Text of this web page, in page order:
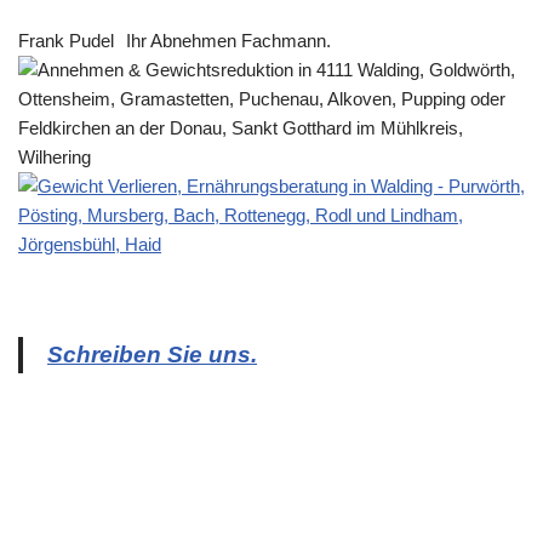
Frank Pudel Ihr Abnehmen Fachmann.
Schreiben Sie uns.